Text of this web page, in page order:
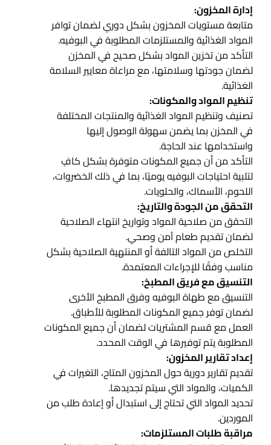
إدارة المخزون:
متابعة مستويات المخزون بشكل دوري لضمان توافر
المواد الغذائية والمستلزمات المطلوبة في البوفيه.
التأكد من تخزين المواد بشكل صحيح في المخزن
لضمان جودتها وسلامتها، مع مراعاة معايير السلامة
الغذائية.
تنظيم المواد والمكونات:
تصنيف وتنظيم المواد الغذائية والمنتجات المختلفة
في المخزن بما يضمن سهولة الوصول إليها
واستخدامها عند الحاجة.
التأكد من أن جميع المكونات متوفرة بشكل كافٍ
لتلبية احتياجات البوفيه يوميًا، بما في ذلك الخضروات،
اللحوم، الأسماك، والحلويات.
التحقق من الجودة والتاريخ:
التحقق من صلاحية المواد وتواريخ انتهاء الصلاحية
لضمان تقديم طعام آمن وصحي.
التخلص من المواد التالفة أو المنتهية الصلاحية بشكل
مناسب وفقًا للإجراءات المعتمدة.
التنسيق مع فريق المطبخ:
التنسيق مع طهاة البوفيه وفرق المطبخ الأخرى
لضمان توفر جميع المكونات المطلوبة للأطباق.
العمل مع قسم المشتريات لضمان أن جميع المكونات
المطلوبة يتم توفيرها في الوقت المحدد.
إعداد تقارير المخزون:
تقديم تقارير دورية حول المخزون المتاح، التغيرات في
الكميات، والمواد التي سيتم تجديدها.
تحديد المواد التي تحتاج إلى استبدال أو إعادة طلب من
الموردين.
مراقبة طلبات المستلزمات: